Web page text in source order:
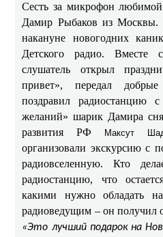
Сесть за микрофон
Дамир Рыбаков из Москвы.
накануне новогодних
Детского радио.
слушатель открыл
привет», передал
поздравил радиостанцию
желаний» шарик Дамира
развития РФ
Максут
организовали экскурсию с
радиовселенную. Кто
радиостанцию, что
какими нужно обладать
радиоведущим – он получил
«Это лучший подарок на